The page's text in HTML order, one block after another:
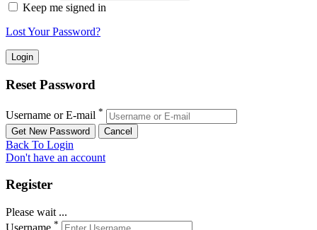
Keep me signed in
Lost Your Password?
Reset Password
Username or E-mail *
Back To Login
Don't have an account
Register
Please wait ...
*